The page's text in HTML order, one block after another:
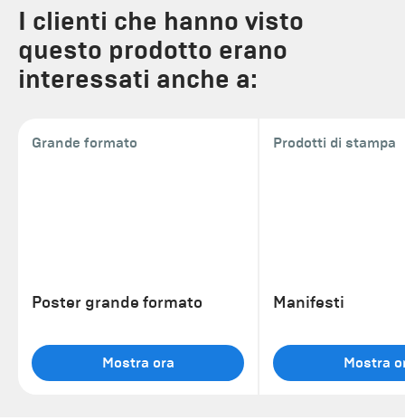
I clienti che hanno visto
questo prodotto erano
interessati anche a:
Grande formato
Poster grande formato
Mostra ora
Prodotti di stampa
Manifesti
Mostra